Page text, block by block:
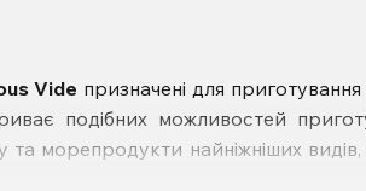
Vide призначені для
подібних можливостей
морепродукти найніжніших